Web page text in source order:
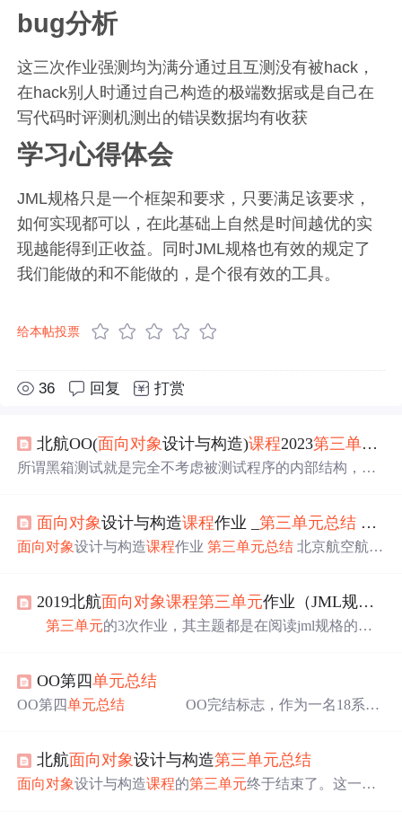
bug分析
这三次作业强测均为满分通过且互测没有被hack，
在hack别人时通过自己构造的极端数据或是自己在
写代码时评测机测出的错误数据均有收获
学习心得体会
JML规格只是一个框架和要求，只要满足该要求，
如何实现都可以，在此基础上自然是时间越优的实
现越能得到正收益。同时JML规格也有效的规定了
我们能做的和不能做的，是个很有效的工具。
给本帖投票
36 回复 打赏
北航OO(面向对象设计与构造)课程2023第三单元
所谓黑箱测试就是完全不考虑被测试程序的内部结构，再
薄弱点，再针对性的构造测试用例进行测试。单元测试是
针对程序的最小模块进行正确性检验的测试工作，通常情
盒测试方法。集成测试的目的是发现各单元间的接口可能
存在的问题，在多个单元
测试的基础上进行，对象是多个
通过单元 测试的模块。
面向对象设计与构造课程作业 _第三单元总结
面向对象设计与构造课程作业第三单元总结 北京航空航天
业：实现两个容器类Path和PathContainer，JML规格入门级
的理解和代码实现。 第二次作业：实现容器类Path和数据
2019北航面向对象课程第三单元作业（JML规格）个人
第三单元的3次作业，其主题都是在阅读jml规格的基
是：实现Path路径类和PathContainer路径容器类、实现Path
路径类和在PathContainer路径容器类基础上扩展生成的Gra
OO第四单元总结
OO第四单元总结 OO完结标志，作为一名18系学
犹豫是否应该选择OO这门课程。但是伴随着一个学期的学
习，OO画上了句号。我看到了OO课程肉眼可见的重大改
北航面向对象设计与构造第三单元总结
面向对象设计与构造课程的第三单元终于结束了。这一单